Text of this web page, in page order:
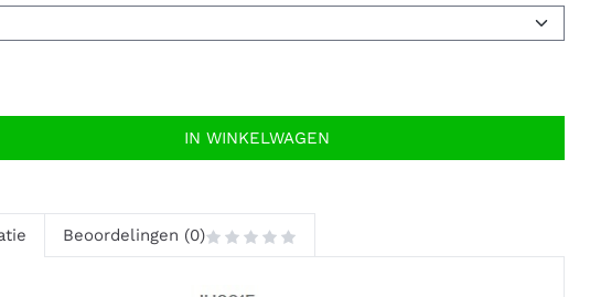
IN WINKELWAGEN
Beoordelingen (0)